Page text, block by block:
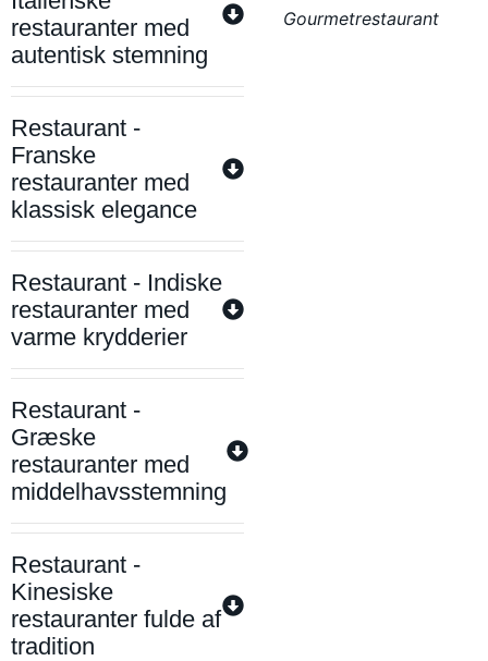
restauranter med
autentisk stemning
Restaurant -
Franske
restauranter med
klassisk elegance
Restaurant - Indiske
restauranter med
varme krydderier
Restaurant -
Græske
restauranter med
middelhavsstemning
Restaurant -
Kinesiske
restauranter fulde af
tradition
Gourmetrestaurant